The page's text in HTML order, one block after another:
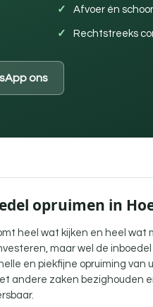
Afvoer én
Rechtstreeks
ons
opruimen in
heel wat kijken en heel wat
maar wel de
en piekfijne opruiming van
andere zaken bezighouden